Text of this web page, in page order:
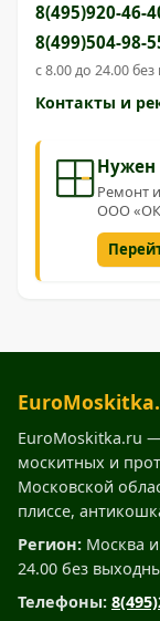
8(495)920-46-
8(499)504-98-
с 8.00 до 24.00
Контакты и
Нужен
Ремонт
ООО
EuroMoskitka.ru —
москитных и
Московской
плиссе,
Регион: Москва
24.00 без
Телефоны: